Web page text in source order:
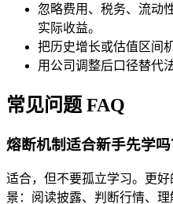
忽略费用、税务、流动
实际收益。
把历史增长或估值区间
用公司调整后口径替代
常见问题 FAQ
熔断机制适合新手先学吗
适合，但不要孤立学习。更
景：阅读披露、判断行情、理